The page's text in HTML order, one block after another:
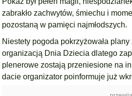
zabrakło zachwytów, śmiechu i
pozostaną w pamięci najmłodszych.
Niestety pogoda pokrzyżowała plany
organizacją Dnia Dziecia dlatego
plenerowe zostają przeniesione na
dacie organizator poinformuje już